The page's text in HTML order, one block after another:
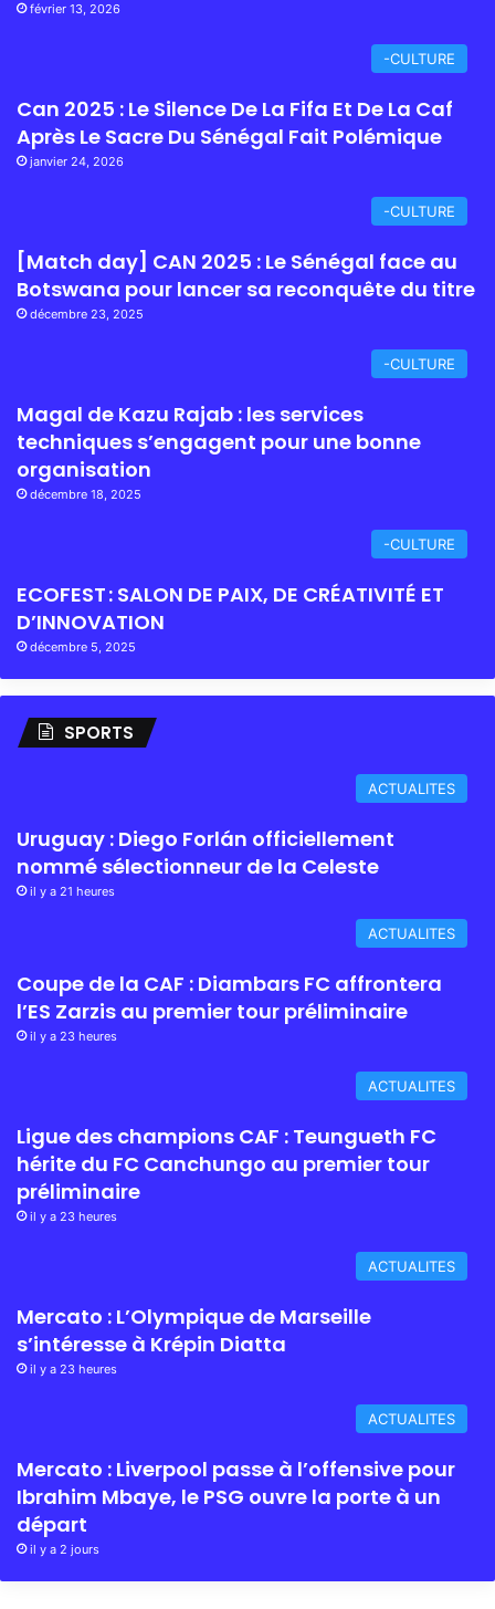
février 13, 2026
-CULTURE
Can 2025 : Le Silence De La Fifa Et De La Caf
Après Le Sacre Du Sénégal Fait Polémique
janvier 24, 2026
-CULTURE
[Match day] CAN 2025 : Le Sénégal face au
Botswana pour lancer sa reconquête du titre
décembre 23, 2025
-CULTURE
Magal de Kazu Rajab : les services
techniques s’engagent pour une bonne
organisation
décembre 18, 2025
-CULTURE
ECOFEST : SALON DE PAIX, DE CRÉATIVITÉ ET
D’INNOVATION
décembre 5, 2025
SPORTS
ACTUALITES
Uruguay : Diego Forlán officiellement
nommé sélectionneur de la Celeste
il y a 21 heures
ACTUALITES
Coupe de la CAF : Diambars FC affrontera
l’ES Zarzis au premier tour préliminaire
il y a 23 heures
ACTUALITES
Ligue des champions CAF : Teungueth FC
hérite du FC Canchungo au premier tour
préliminaire
il y a 23 heures
ACTUALITES
Mercato : L’Olympique de Marseille
s’intéresse à Krépin Diatta
il y a 23 heures
ACTUALITES
Mercato : Liverpool passe à l’offensive pour
Ibrahim Mbaye, le PSG ouvre la porte à un
départ
il y a 2 jours